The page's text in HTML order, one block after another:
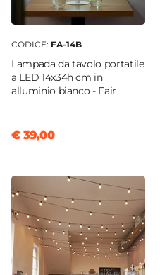
CODICE: FA-14B
Lampada da tavolo portatile
a LED 14x34h cm in
alluminio bianco - Fair
€ 39,00